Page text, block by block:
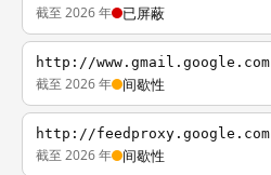
截至 2026 年 已屏蔽
http://www.gmail.google.com
截至 2026 年 间歇性
http://feedproxy.google.com
截至 2026 年 间歇性